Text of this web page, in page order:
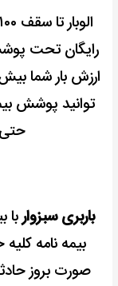
الوبار تا سقف ۱۰۰ میلیون تومان
رایگان تحت
ارزش بار شما
توانید پوشش
حتی
باربری سبزواربا
بیمه نامه
صورت بروز